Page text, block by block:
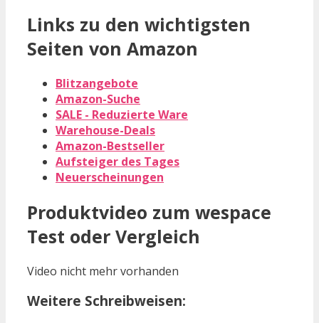
Links zu den wichtigsten
Seiten von Amazon
Blitzangebote
Amazon-Suche
SALE - Reduzierte Ware
Warehouse-Deals
Amazon-Bestseller
Aufsteiger des Tages
Neuerscheinungen
Produktvideo zum wespace
Test oder Vergleich
Video nicht mehr vorhanden
Weitere Schreibweisen: